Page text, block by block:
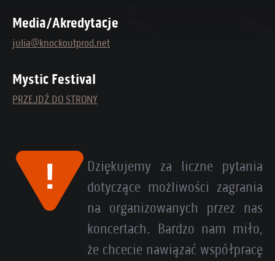
Media/Akredytacje
julia@knockoutprod.net
Mystic Festival
PRZEJDŹ DO STRONY
Dziękujemy za liczne pytania
dotyczące możliwości zagrania
na organizowanych przez nas
koncertach. Bardzo nam miło,
że chcecie nawiązać współpracę